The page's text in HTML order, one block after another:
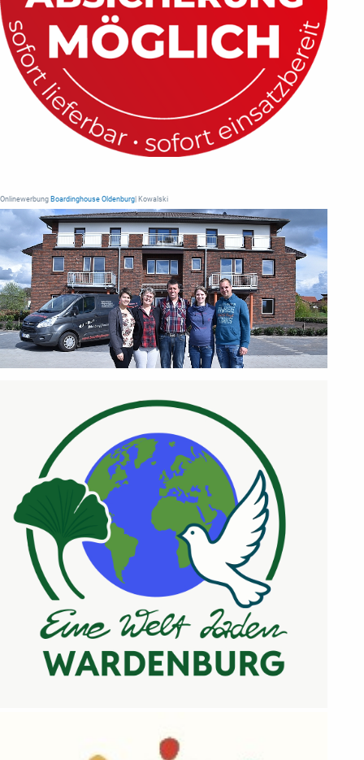
Onlinewerbung Boardinghouse Oldenburg | Kowalski